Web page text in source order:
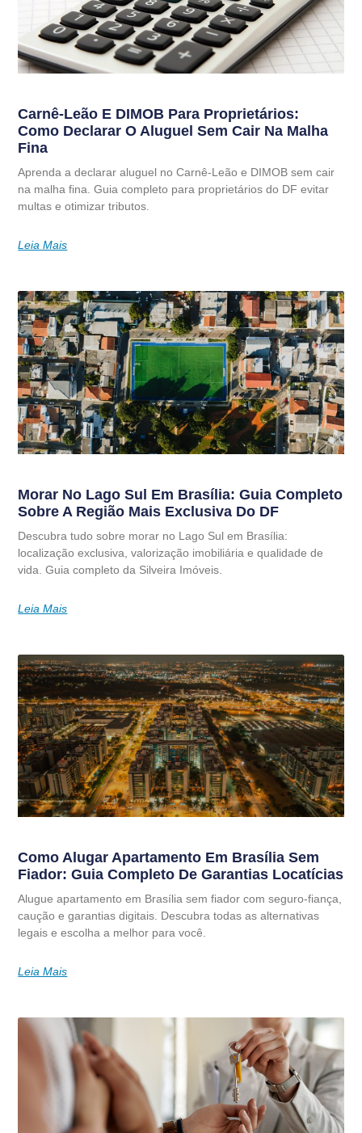
Carnê-Leão E DIMOB Para Proprietários:
Como Declarar O Aluguel Sem Cair Na Malha
Fina
Aprenda a declarar aluguel no Carnê-Leão e DIMOB sem cair
na malha fina. Guia completo para proprietários do DF evitar
multas e otimizar tributos.
Leia Mais
Morar No Lago Sul Em Brasília: Guia Completo
Sobre A Região Mais Exclusiva Do DF
Descubra tudo sobre morar no Lago Sul em Brasília:
localização exclusiva, valorização imobiliária e qualidade de
vida. Guia completo da Silveira Imóveis.
Leia Mais
Como Alugar Apartamento Em Brasília Sem
Fiador: Guia Completo De Garantias Locatícias
Alugue apartamento em Brasília sem fiador com seguro-fiança,
caução e garantias digitais. Descubra todas as alternativas
legais e escolha a melhor para você.
Leia Mais